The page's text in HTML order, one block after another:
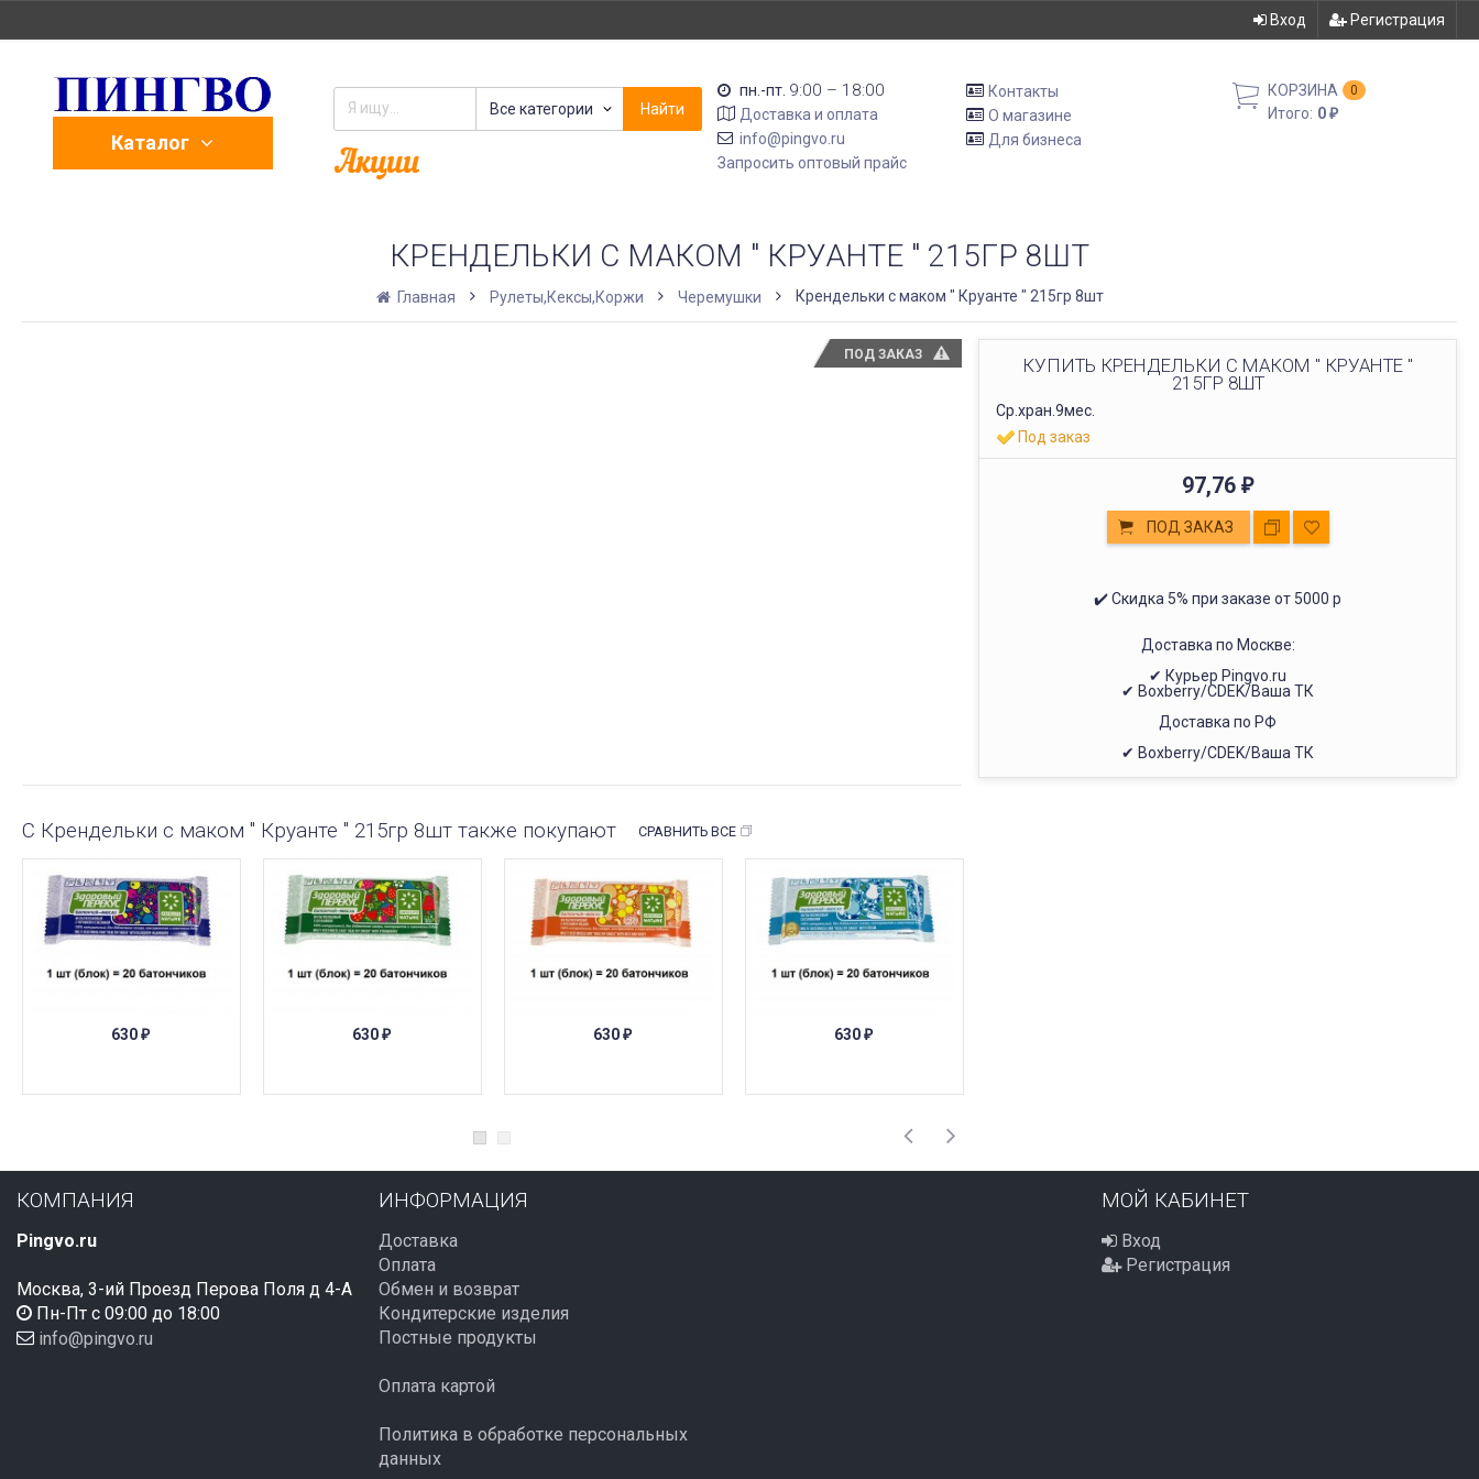
Вход Регистрация
Каталог
Все категории Найти
пн.-пт. 9:00 – 18:00
Доставка и оплата
info@pingvo.ru
Запросить оптовый прайс
Контакты
О магазине
Для бизнеса
КОРЗИНА 0
Итого: 0₽
КРЕНДЕЛЬКИ С МАКОМ " КРУАНТЕ " 215ГР 8ШТ
Главная Рулеты,Кексы,Коржи Черемушки Крендельки с маком " Круанте " 215гр 8шт
ПОД ЗАКАЗ
КУПИТЬ КРЕНДЕЛЬКИ С МАКОМ " КРУАНТЕ "
215ГР 8ШТ
Ср.хран.9мес.
Под заказ
97,76₽
ПОД ЗАКАЗ
✔️ Скидка 5% при заказе от 5000 р
Доставка по Москве:
✔ Курьер Pingvo.ru
✔ Boxberry/CDEK/Ваша ТК
Доставка по РФ
✔ Boxberry/CDEK/Ваша ТК
С Крендельки с маком " Круанте " 215гр 8шт также покупают СРАВНИТЬ ВСЕ
630 ₽ 630 ₽ 630 ₽ 630 ₽
КОМПАНИЯ
Pingvo.ru
Москва, 3-ий Проезд Перова Поля д 4-А
Пн-Пт с 09:00 до 18:00
info@pingvo.ru
ИНФОРМАЦИЯ
Доставка
Оплата
Обмен и возврат
Кондитерские изделия
Постные продукты
Оплата картой
Политика в обработке персональных
данных
МОЙ КАБИНЕТ
Вход
Регистрация